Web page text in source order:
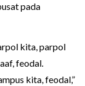
pada
kita, parpol
feodal.
kita, feodal,”